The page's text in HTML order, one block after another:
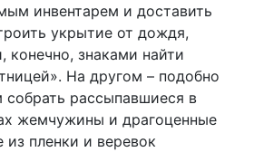
инвентарем и доставить
укрытие от дождя,
конечно, знаками найти
На другом – подобно
собрать рассыпавшиеся в
жемчужины и драгоценные
пленки и веревок